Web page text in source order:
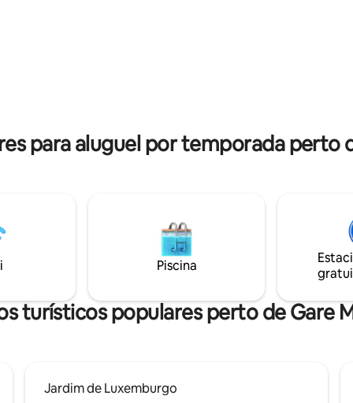
de 5, 510 avaliações
para aluguel por temporada perto
Piscina
turísticos populares perto de Gare
Jardim de Luxemburgo